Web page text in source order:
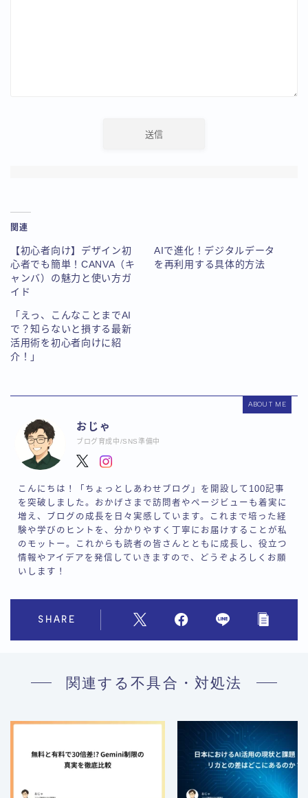
関連
【初心者向け】デザイン初
心者でも簡単！CANVA（キ
ャンバ）の魅力と使い方ガ
イド
AIで進化！デジタルデータ
を再利用する具体的方法
「えっ、こんなことまでAI
で？知らないと損する最新
活用術を初心者向けに紹
介！」
ABOUT ME
おじゃ
ブログ育成中/SNS準備中
こんにちは！「ちょっとしあわせブログ」を開設して100記事
を突破しました。おかげさまで訪問者やページビューも着実に
増え、ブログの成長を日々実感しています。これまで培った経
験や学びのヒントを、分かりやすく丁寧にお届けすることが私
のモットー。これからも読者の皆さんとともに成長し、役立つ
情報やアイデアを発信していきますので、どうぞよろしくお願
いします！
SHARE
関連する不具合・対処法